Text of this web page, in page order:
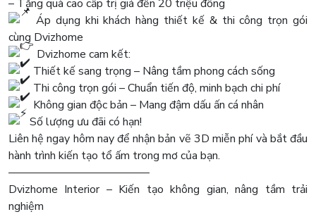
– Tặng quà cao cấp trị giá đến 20 triệu đồng
Áp dụng khi khách hàng thiết kế & thi công trọn gói
cùng Dvizhome
Dvizhome cam kết:
Thiết kế sang trọng – Nâng tầm phong cách sống
Thi công trọn gói – Chuẩn tiến độ, minh bạch chi phí
Không gian độc bản – Mang đậm dấu ấn cá nhân
Số lượng ưu đãi có hạn!
Liên hệ ngay hôm nay để nhận bản vẽ 3D miễn phí và bắt đầu
hành trình kiến tạo tổ ấm trong mơ của bạn.
————————————–
Dvizhome Interior – Kiến tạo không gian, nâng tầm trải
nghiệm